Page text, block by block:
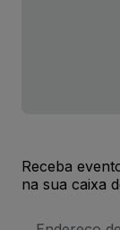
Receba
na sua caixa